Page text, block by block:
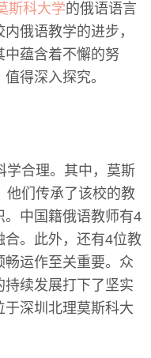
斯科大学的俄语语言
俄语教学的进步，
蕴含着不懈的努
得深入探究。
学合理。其中，莫斯
他们传承了该校的教
。中国籍俄语教师有4
合。此外，还有4位教
运作至关重要。众
续发展打下了坚实
于深圳北理莫斯科大